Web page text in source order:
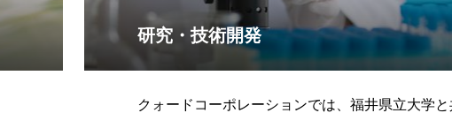
研究・技術開発
クォードコーポレーションでは、福井県立大学